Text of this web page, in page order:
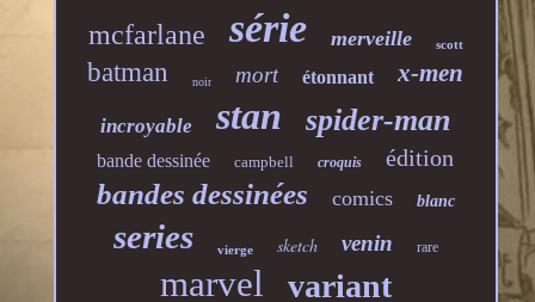
mcfarlane série merveille scott
batman noir mort étonnant x-men
incroyable stan spider-man
bande dessinée campbell croquis édition
bandes dessinées comics blanc
series vierge sketch venin rare
marvel variant